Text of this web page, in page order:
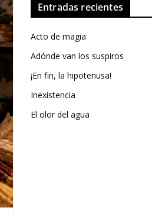
Entradas recientes
Acto de magia
Adónde van los suspiros
¡En fin, la hipotenusa!
Inexistencia
El olor del agua